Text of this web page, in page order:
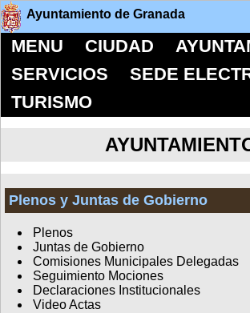
Ayuntamiento de Granada
MENU CIUDAD
SERVICIOS
SEDE
TURISMO
Plenos y Juntas de Gobierno
Plenos
Juntas de Gobierno
Comisiones Municipales Delegadas
Seguimiento Mociones
Declaraciones Institucionales
Video Actas